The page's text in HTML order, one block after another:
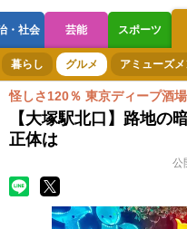
・社会 芸能 スポーツ
ボートレース 競輪 オートレ
暮らし グルメ アミューズメ
怪しさ120％ 東京ディープ酒場
【大塚駅北口】路地の
正体は
公